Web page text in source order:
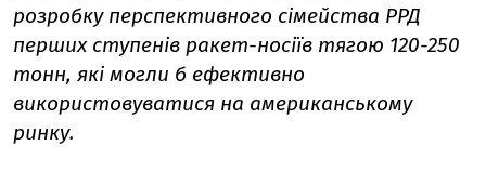
розробку перспективного сімейства РРД
перших ступенів ракет-носіїв тягою 120-250
тонн, які могли б ефективно
використовуватися на американському
ринку.